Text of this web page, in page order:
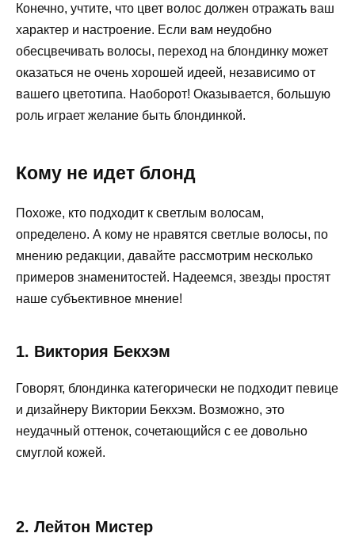
Конечно, учтите, что цвет волос должен отражать ваш
характер и настроение. Если вам неудобно
обесцвечивать волосы, переход на блондинку может
оказаться не очень хорошей идеей, независимо от
вашего цветотипа. Наоборот! Оказывается, большую
роль играет желание быть блондинкой.
Кому не идет блонд
Похоже, кто подходит к светлым волосам,
определено. А кому не нравятся светлые волосы, по
мнению редакции, давайте рассмотрим несколько
примеров знаменитостей. Надеемся, звезды простят
наше субъективное мнение!
1. Виктория Бекхэм
Говорят, блондинка категорически не подходит певице
и дизайнеру Виктории Бекхэм. Возможно, это
неудачный оттенок, сочетающийся с ее довольно
смуглой кожей.
2. Лейтон Мистер